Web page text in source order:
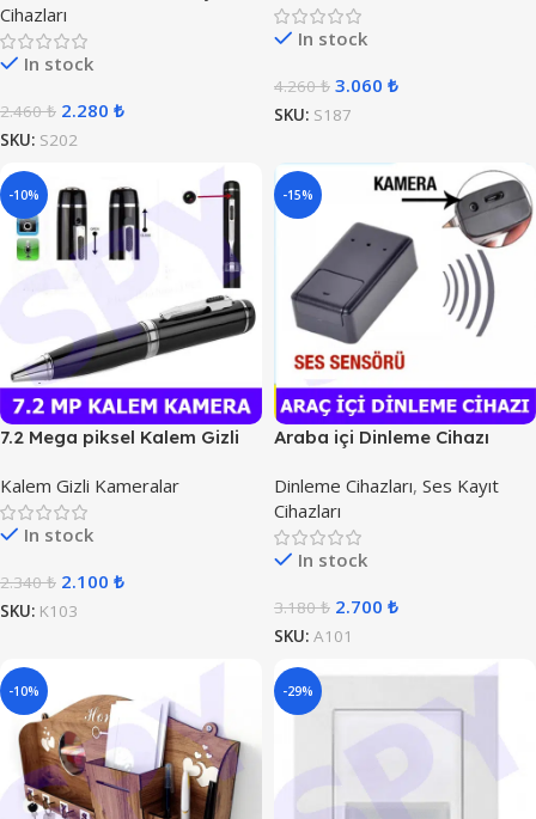
Cihazları
In stock
2.460₺ 2.280 ₺
SKU: S202
In stock
4.260₺ 3.060 ₺
SKU: S187
-10%
7.2 Mega piksel Kalem Gizli
Kalem Gizli Kameralar
In stock
2.340₺ 2.100 ₺
SKU: K103
-15%
Araba içi Dinleme Cihazı
Dinleme Cihazları, Ses Kayıt
Cihazları
In stock
3.180₺ 2.700 ₺
SKU: A101
-10% -29%